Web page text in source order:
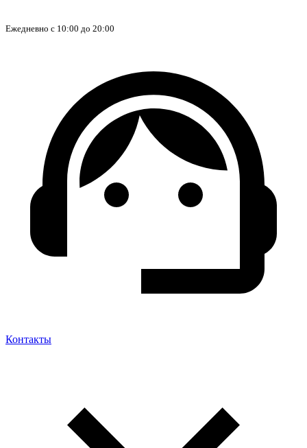
Ежедневно с 10:00 до 20:00
Контакты